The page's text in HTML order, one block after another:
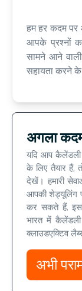
हम हर कदम पर
आपके प्रश्नों
सामने आने
सहायता करने के
अगला
यदि आप
के लिए तैयार हैं,
देखें। हमारी
आपकी शेड्यूलिंग
कर सकते हैं,
भारत में कैलेंडली
क्लाउडएक्टिव
अभी